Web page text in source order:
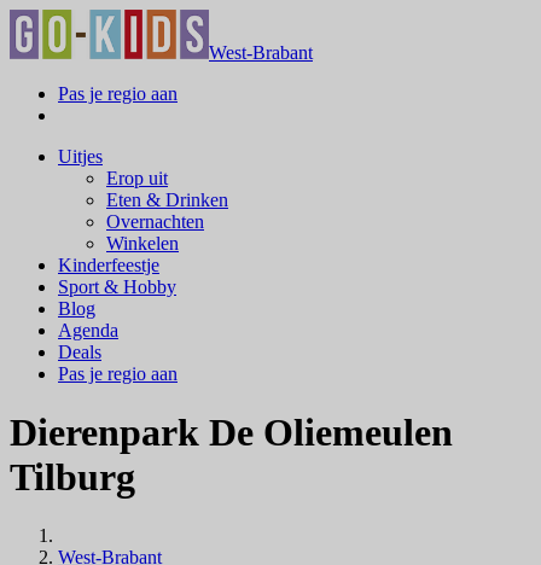
West-Brabant
Pas je regio aan
Uitjes
Erop uit
Eten & Drinken
Overnachten
Winkelen
Kinderfeestje
Sport & Hobby
Blog
Agenda
Deals
Pas je regio aan
Dierenpark De Oliemeulen
Tilburg
West-Brabant